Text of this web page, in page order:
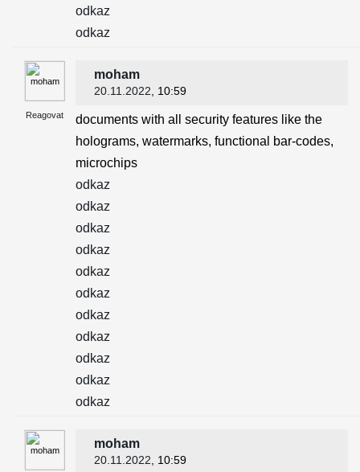
odkaz
odkaz
Reagovat
moham
20.11.2022 , 10:59
documents with all security features like the
holograms, watermarks, functional bar-codes,
microchips
odkaz
odkaz
odkaz
odkaz
odkaz
odkaz
odkaz
odkaz
odkaz
odkaz
odkaz
moham
20.11.2022 , 10:59